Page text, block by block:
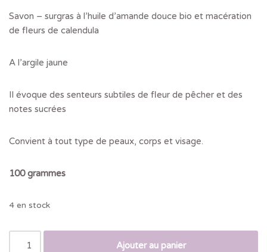
Savon – surgras à l’huile d’amande douce bio et macération
de fleurs de calendula
A l’argile jaune
Il évoque des senteurs subtiles de fleur de pêcher et des
notes sucrées
Convient à tout type de peaux, corps et visage.
100 grammes
4 en stock
Ajouter au panier